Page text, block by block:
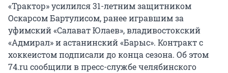
«Трактор» усилился 31-летним защитником
Оскарсом Бартулисом, ранее игравшим за
уфимский «Салават Юлаев», владивостокский
«Адмирал» и астанинский «Барыс». Контракт с
хоккеистом подписали до конца сезона. Об этом
74.ru сообщили в пресс-службе челябинского